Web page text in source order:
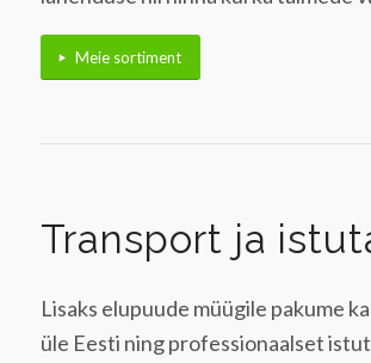
Meie sortiment
Transport ja
Lisaks elupuude müügile pakume
üle Eesti ning professionaalset